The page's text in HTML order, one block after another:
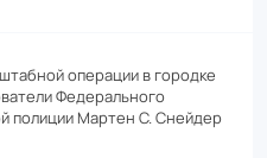
операции в городке
Феде­раль­ного
полиции Мартен С. Снейдер